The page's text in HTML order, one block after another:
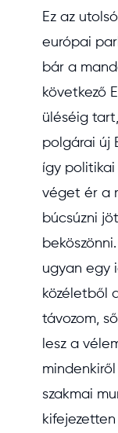
Ez az
európai
bár a
következő
üléséig
polgárai új
így
véget ér a
búcsúzni
ugyan egy
közéletből
távozom,
lesz a
szakmai